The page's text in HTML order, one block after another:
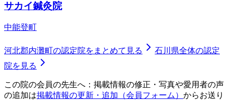
サカイ鍼灸院
中能登町
河北郡内灘町の認定院をまとめて見る 石川県全体の認定
院を見る
この院の会員の先生へ：掲載情報の修正・写真や愛用者の声
の追加は掲載情報の更新・追加（会員フォーム） からお送り